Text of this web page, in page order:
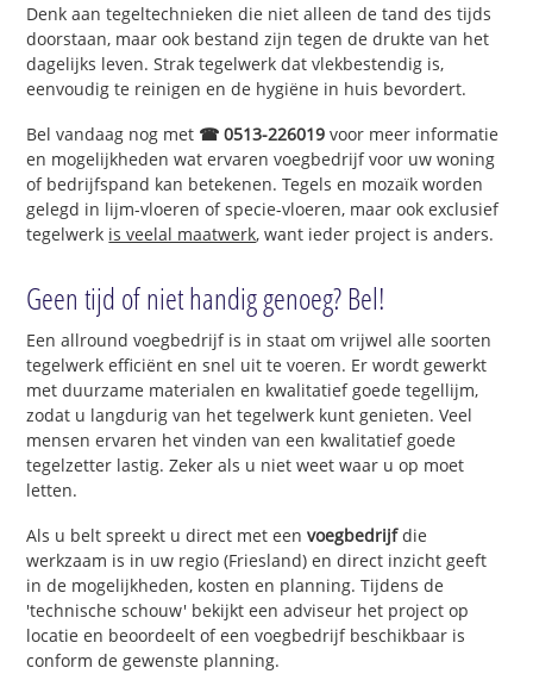
Denk aan tegeltechnieken die niet alleen de tand des tijds
doorstaan, maar ook bestand zijn tegen de drukte van het
dagelijks leven. Strak tegelwerk dat vlekbestendig is,
eenvoudig te reinigen en de hygiëne in huis bevordert.
Bel vandaag nog met ☎ 0513-226019 voor meer informatie
en mogelijkheden wat ervaren voegbedrijf voor uw woning
of bedrijfspand kan betekenen. Tegels en mozaïk worden
gelegd in lijm-vloeren of specie-vloeren, maar ook exclusief
tegelwerk is veelal maatwerk, want ieder project is anders.
Geen tijd of niet handig genoeg? Bel!
Een allround voegbedrijf is in staat om vrijwel alle soorten
tegelwerk efficiënt en snel uit te voeren. Er wordt gewerkt
met duurzame materialen en kwalitatief goede tegellijm,
zodat u langdurig van het tegelwerk kunt genieten. Veel
mensen ervaren het vinden van een kwalitatief goede
tegelzetter lastig. Zeker als u niet weet waar u op moet
letten.
Als u belt spreekt u direct met eenvoegbedrijfdie
werkzaam is in uw regio (Friesland) en direct inzicht geeft
in de mogelijkheden, kosten en planning. Tijdens de
'technische schouw' bekijkt een adviseur het project op
locatie en beoordeelt of een voegbedrijf beschikbaar is
conform de gewenste planning.